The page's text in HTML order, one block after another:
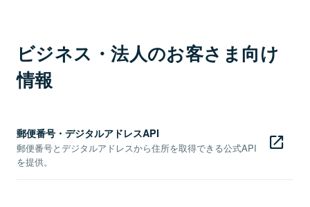
ビジネス・法人のお客さま向け
情報
郵便番号・デジタルアドレスAPI
郵便番号とデジタルアドレスから住所を取得できる公式API
を提供。